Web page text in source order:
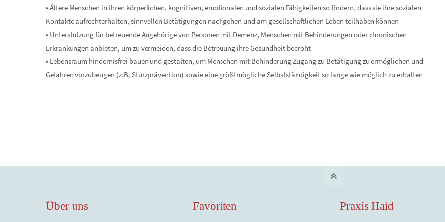
• Ältere Menschen in ihren körperlichen, kognitiven, emotionalen und sozialen Fähigkeiten so fördern, dass sie ihre sozialen
Kontakte aufrechterhalten, sinnvollen Betätigungen nachgehen und am gesellschaftlichen Leben teilhaben können
• Unterstützung für betreuende Angehörige von Personen mit Demenz, Menschen mit Behinderungen oder chronischen
Erkrankungen anbieten, um zu vermeiden, dass die Betreuung ihre Gesundheit bedroht
• Lebensraum hindernisfrei bauen und gestalten, um Menschen mit Behinderung Zugang zu Betätigung zu ermöglichen und
Gefahren vorzubeugen (z.B. Sturzprävention) sowie eine größtmögliche Selbstständigkeit so lange wie möglich zu erhalten
Über uns Favoriten Praxis Haid